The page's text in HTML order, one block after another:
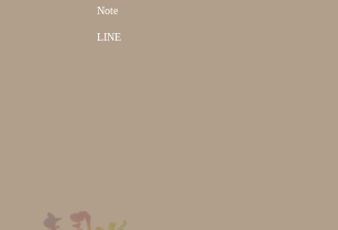
Note
LINE